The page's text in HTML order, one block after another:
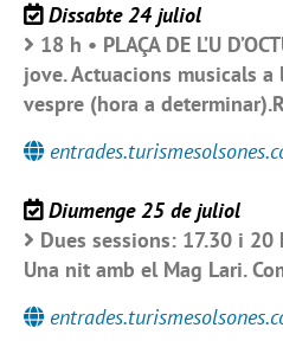
Dissabte 24 juliol
18 h • PLAÇA DE L’U
jove. Actuacions musicals a
vespre (hora a
Diumenge 25 de juliol
Dues sessions: 17.30 i 20
Una nit amb el Mag Lari.